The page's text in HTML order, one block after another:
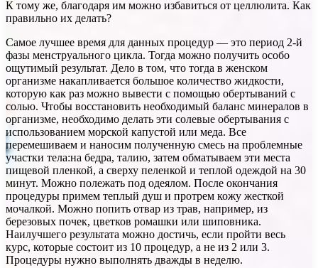
К тому же, благодаря им можно избавиться от целлюлита. Как
правильно их делать?
Самое лучшее время для данных процедур — это период 2-й
фазы менструального цикла. Тогда можно получить особо
ощутимый результат. Дело в том, что тогда в женском
организме накапливается большое количество жидкости,
которую как раз можно вывести с помощью обертываний с
солью. Чтобы восстановить необходимый баланс минералов в
организме, необходимо делать эти солевые обертывания с
использованием морской капустой или меда. Все
перемешиваем и наносим полученную смесь на проблемные
участки тела:на бедра, талию, затем обматываем эти места
пищевой пленкой, а сверху пеленкой и теплой одеждой на 30
минут. Можно полежать под одеялом. После окончания
процедуры примем теплый душ и протрем кожу жесткой
мочалкой. Можно попить отвар из трав, например, из
березовых почек, цветков ромашки или шиповника.
Наилучшего результата можно достичь, если пройти весь
курс, которые состоит из 10 процедур, а не из 2 или 3.
Процедуры нужно выполнять дважды в неделю.